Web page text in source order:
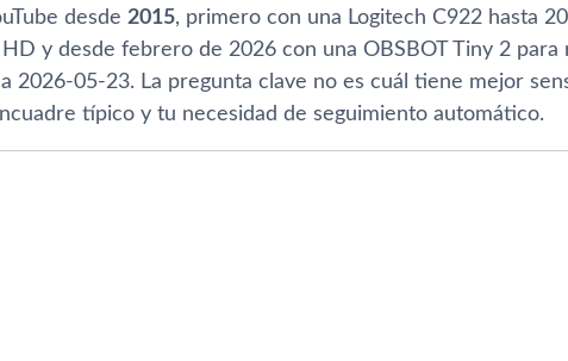
desde 2015, primero con una Logitech C922 hasta
y desde febrero de 2026 con una OBSBOT Tiny 2 para
2026-05-23. La pregunta clave no es cuál tiene mejor
típico y tu necesidad de seguimiento automático.